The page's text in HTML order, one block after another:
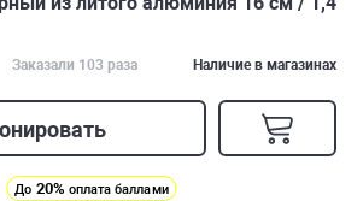
Заказали 103 раза Наличие в магазинах
До 20% оплата баллами